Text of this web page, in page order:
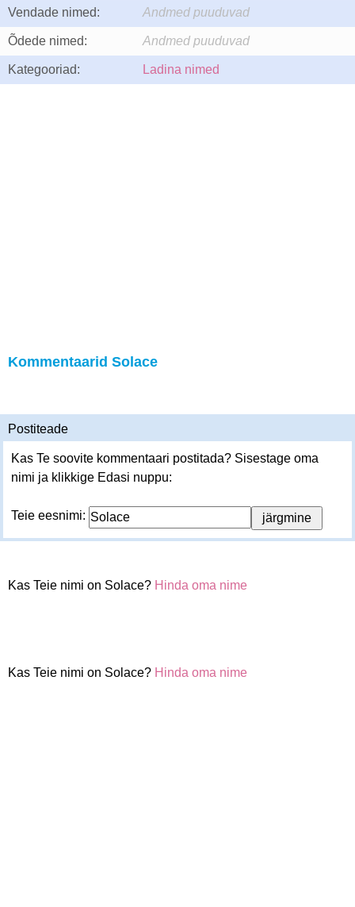
Vendade nimed: Andmed puuduvad
Õdede nimed: Andmed puuduvad
Kategooriad: Ladina nimed
Kommentaarid Solace
Postiteade
Kas Te soovite kommentaari postitada? Sisestage oma
nimi ja klikkige Edasi nuppu:
Teie eesnimi:
Kas Teie nimi on Solace? Hinda oma nime
Kas Teie nimi on Solace? Hinda oma nime